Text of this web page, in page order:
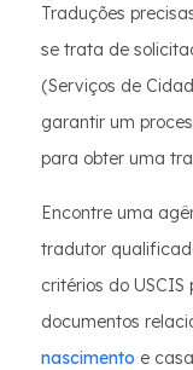
Traduções
se trata de
(Serviços de
garantir um
para obter uma
Encontre uma
tradutor
critérios do
documentos
nascimento e